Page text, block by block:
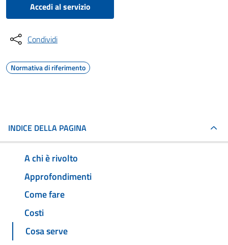
Accedi al servizio
Condividi
Normativa di riferimento
INDICE DELLA PAGINA
A chi è rivolto
Approfondimenti
Come fare
Costi
Cosa serve